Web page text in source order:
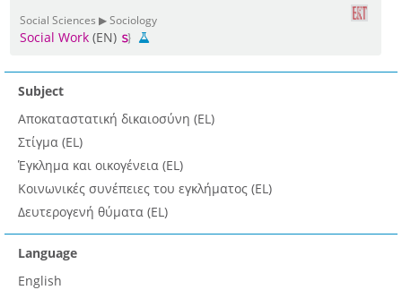
Social Sciences ▶ Sociology
Social Work (EN)
Subject
Αποκαταστατική δικαιοσύνη (EL)
Στίγμα (EL)
Έγκλημα και οικογένεια (EL)
Κοινωνικές συνέπειες του εγκλήματος (EL)
Δευτερογενή θύματα (EL)
Language
English